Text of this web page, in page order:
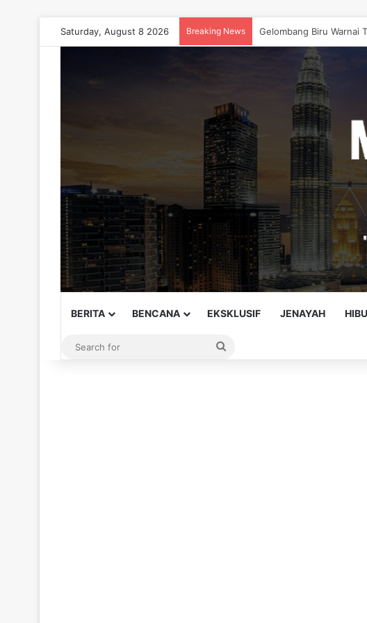
Saturday, August 8 2026 Breaking News Fitnah Dakwa Kerajaan
BERITA BENCANA EKSKLUSIF JENAYAH